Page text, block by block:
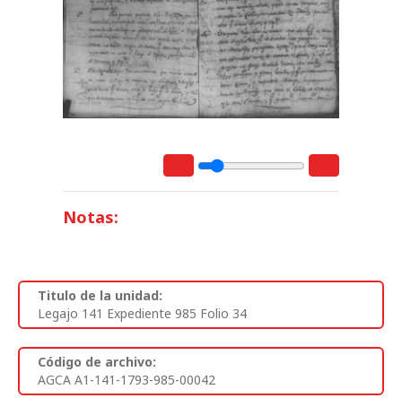
Notas:
Titulo de la unidad:
Legajo 141 Expediente 985 Folio 34
Código de archivo:
AGCA A1-141-1793-985-00042